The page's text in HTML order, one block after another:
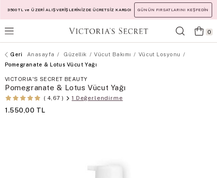
3500 TL ve ÜZERİ ALIŞVERİŞLERİNİZDE ÜCRETSİZ KARGO! GÜNÜN FIRSATLARINI KEŞFEDİN
0
Anasayfa Güzellik Vücut Bakımı
Vücut Losyonu
Pomegranate & Lotus Vücut Yağı
VICTORIA'S SECRET BEAUTY
Pomegranate & Lotus Vücut Yağı
4,67 1 Değerlendirme
1.550,00 TL